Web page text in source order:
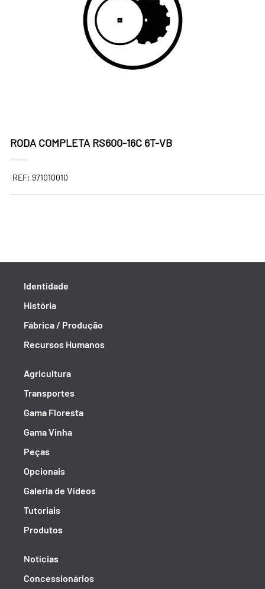
RODA COMPLETA RS600-16C 6T-VB
REF: 971010010
Identidade
História
Fábrica / Produção
Recursos Humanos
Agricultura
Transportes
Gama Floresta
Gama Vinha
Peças
Opcionais
Galeria de Vídeos
Tutoriais
Produtos
Notícias
Concessionários